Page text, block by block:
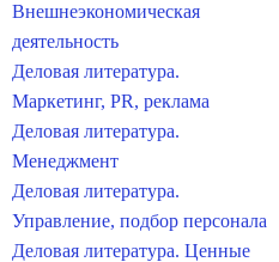
Внешнеэкономическая
деятельность
Деловая литература.
Маркетинг, PR, реклама
Деловая литература.
Менеджмент
Деловая литература.
Управление, подбор персонала
Деловая литература. Ценные